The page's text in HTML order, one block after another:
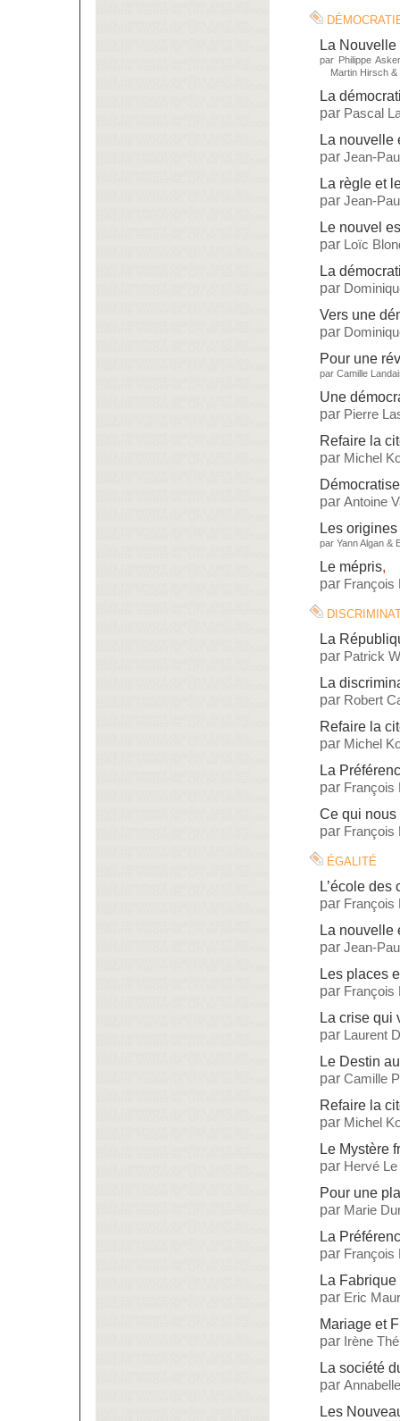
La
par Philippe
Martin Hirsch &
La
par Pascal
La nouvelle
par Jean-
La règle et
par Jean-
Le nouvel
par Loïc
La
par
Vers une
par
Pour une
par Camille
Une
par Pierre
Refaire la
par Michel
par Antoine
Les
par Yann Algan &
Le mépris
par François
La
par Patrick
La
par Robert
Refaire la
par Michel
La
par François
Ce qui nous
par François
égalité
L’école des
par François
La nouvelle
par Jean-
Les places
par François
La crise qui
par Laurent
Le Destin
par Camille
Refaire la
par Michel
Le Mystère
par Hervé
Pour une
par Marie
La
par François
La
par Eric
Mariage et
par Irène
La société
par
Les